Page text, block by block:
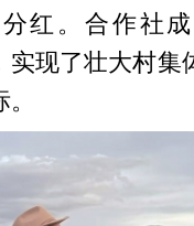
红。合作社
实现了壮大村集